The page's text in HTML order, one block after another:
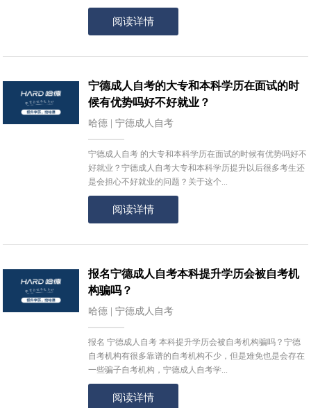
阅读详情
宁德成人自考的大专和本科学历在面试的时
候有优势吗好不好就业？
哈德 | 宁德成人自考
宁德成人自考 的大专和本科学历在面试的时候有优势吗好不
好就业？宁德成人自考大专和本科学历提升以后很多考生还
是会担心不好就业的问题？关于这个...
阅读详情
报名宁德成人自考本科提升学历会被自考机
构骗吗？
哈德 | 宁德成人自考
报名 宁德成人自考 本科提升学历会被自考机构骗吗？宁德
自考机构有很多靠谱的自考机构不少，但是难免也是会存在
一些骗子自考机构，宁德成人自考学...
阅读详情